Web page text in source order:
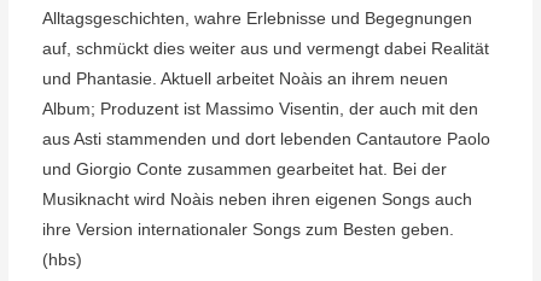
Alltagsgeschichten, wahre Erlebnisse und Begegnungen
auf, schmückt dies weiter aus und vermengt dabei Realität
und Phantasie. Aktuell arbeitet Noàis an ihrem neuen
Album; Produzent ist Massimo Visentin, der auch mit den
aus Asti stammenden und dort lebenden Cantautore Paolo
und Giorgio Conte zusammen gearbeitet hat. Bei der
Musiknacht wird Noàis neben ihren eigenen Songs auch
ihre Version internationaler Songs zum Besten geben.
(hbs)